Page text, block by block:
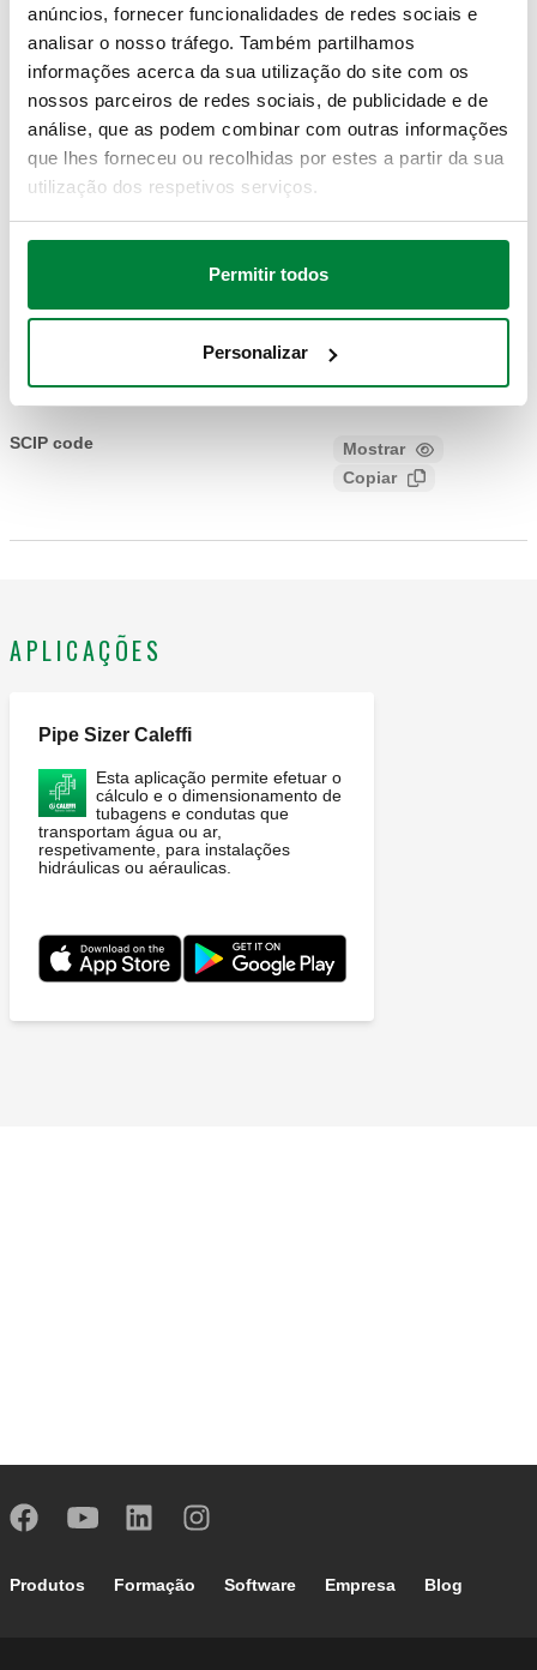
anúncios, fornecer funcionalidades de redes sociais e
analisar o nosso tráfego. Também partilhamos
informações acerca da sua utilização do site com os
nossos parceiros de redes sociais, de publicidade e de
análise, que as podem combinar com outras informações
que lhes forneceu ou recolhidas por estes a partir da sua
utilização dos respetivos serviços.
Permitir todos
Personalizar
DESENHOS E ESPECIFICAÇÕES
Código artigo Ligação coletor Actions
599660 G 1" (ISO 228-1) F
Mostrar
CALEFFI, 599660. Adaptador com ligação radial dupla. Para
coletores série 662. Ligação coletor: G 1" (ISO 228-1) F.
SCIP code
Mostrar
Copiar
APLICAÇÕES
Pipe Sizer Caleffi
Esta aplicação permite efetuar o
cálculo e o dimensionamento de
tubagens e condutas que
transportam água ou ar,
respetivamente, para instalações
hidráulicas ou aéraulicas.
Footer main navigation
Produtos Formação Software Empresa Blog